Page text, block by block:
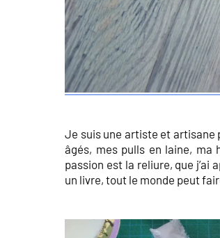
Je suis une artiste et artisane
âgés, mes pulls en laine, ma
passion est la reliure, que
un livre, tout le monde peut